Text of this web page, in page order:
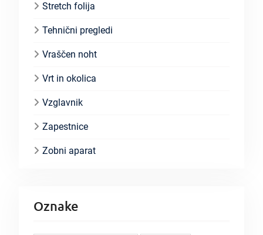
Stretch folija
Tehnični pregledi
Vraščen noht
Vrt in okolica
Vzglavnik
Zapestnice
Zobni aparat
Oznake